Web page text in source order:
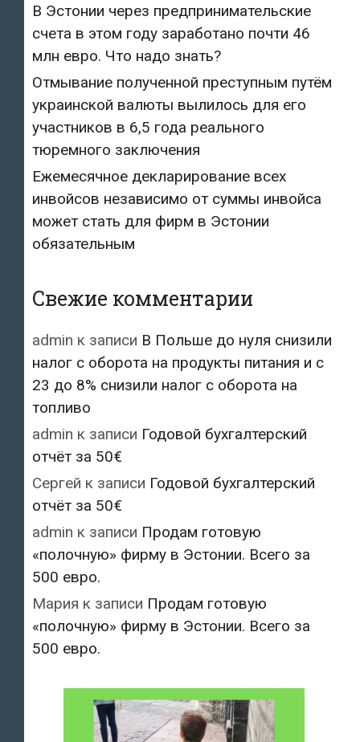
В Эстонии через предпринимательские
счета в этом году заработано почти 46
млн евро. Что надо знать?
Отмывание полученной преступным путём
украинской валюты вылилось для его
участников в 6,5 года реального
тюремного заключения
Ежемесячное декларирование всех
инвойсов независимо от суммы инвойса
может стать для фирм в Эстонии
обязательным
Свежие комментарии
admin к записи В Польше до нуля снизили
налог с оборота на продукты питания и с
23 до 8% снизили налог с оборота на
топливо
admin к записи Годовой бухгалтерский
отчёт за 50€
Сергей к записи Годовой бухгалтерский
отчёт за 50€
admin к записи Продам готовую
«полочную» фирму в Эстонии. Всего за
500 евро.
Мария к записи Продам готовую
«полочную» фирму в Эстонии. Всего за
500 евро.